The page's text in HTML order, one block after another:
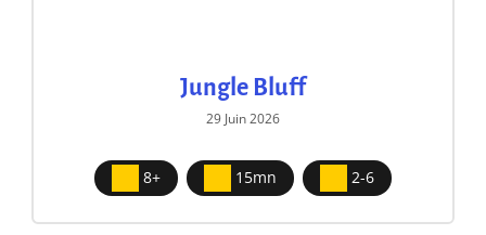
Jungle Bluff
29 Juin 2026
8+ 15mn 2-6